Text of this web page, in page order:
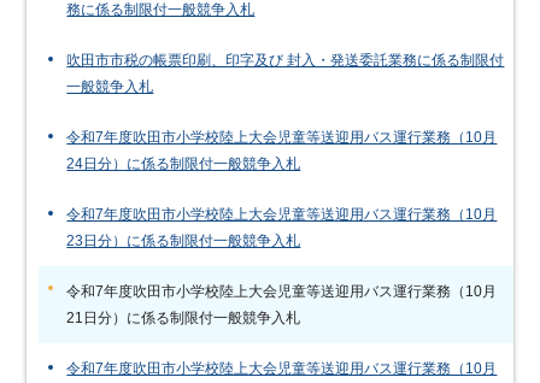
務に係る制限付一般競争入札
吹田市市税の帳票印刷、印字及び 封入・発送委託業務に係る制限付
一般競争入札
令和7年度吹田市小学校陸上大会児童等送迎用バス運行業務（10月
24日分）に係る制限付一般競争入札
令和7年度吹田市小学校陸上大会児童等送迎用バス運行業務（10月
23日分）に係る制限付一般競争入札
令和7年度吹田市小学校陸上大会児童等送迎用バス運行業務（10月
21日分）に係る制限付一般競争入札
令和7年度吹田市小学校陸上大会児童等送迎用バス運行業務（10月